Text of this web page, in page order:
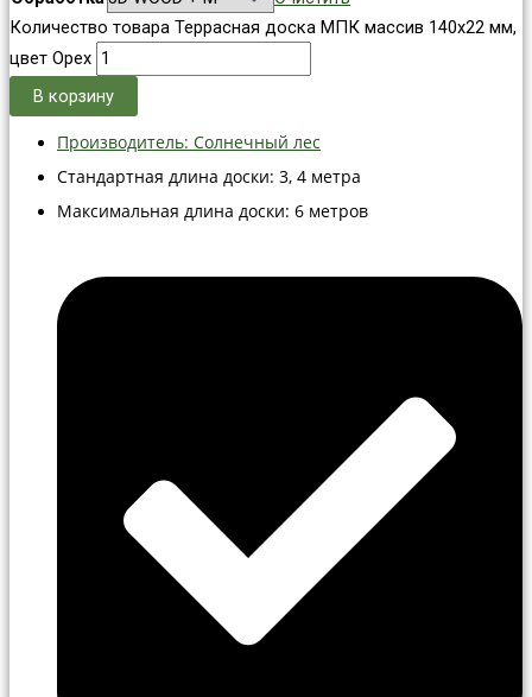
Количество товара Террасная доска МПК массив 140x22 мм,
цвет Орех
В корзину
Производитель: Солнечный лес
Стандартная длина доски: 3, 4 метра
Максимальная длина доски: 6 метров